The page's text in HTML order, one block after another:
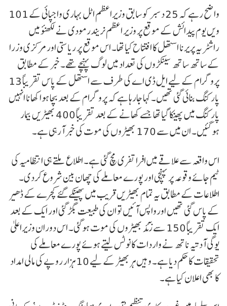
واضح رہے کہ 25 دسبر کو سابق وزیراعظم اٹل بہاری واجپائی کے 101
ویں یوم پیدائش کے موقع پر وزیر اعظم نریندرمودی نے لکھنؤ میں
راشٹریہ پریرنا استھل کا افتتاح کیا تھا۔ اس موقع پر ریاستی اور مرکزی وزرا
کے ساتھ ساتھ سینکڑوں کی تعداد میں لوگ پہنچے تھے۔ خبر کے مطابق
پروگرام کے لیے ایل ڈی اے کی طرف سے استھل کے پاس تقریباً 13
پارکنگ بنائی گئی تھیں۔ کہا جارہا ہے کہ پروگرام کے بعد بچا ہوا کھانا انہیں
پارکنگ میں پھینکا گیا تھا جسے کھانے کے بعد تقریباً 400 بھیڑیں بیمار
ہوگئیں۔ ان میں سے 170 بھیڑوں کی موت کی خبر آرہی ہے۔
اس واقعہ سے علاقے میں افرا تفری مچ گئی ہے۔ اطلاع ملتے ہی انتظامیہ کی
ٹیم جائے وقوعہ پر پہنچی اور پورے معاملے کی چھان بین شروع کردی۔
اطلاعات کے مطابق یہ تمام بھیڑیں قریب میں پھینکے گئے کچرے کے ڈھیر
کے پاس گئی تھیں اورواپس آئیں تو ان کی طبیعت بگڑ گئی اور ایک کے بعد
ایک تقریباً 150 سے زٓئد بھیڑوں کی موت ہوگئی۔ اس دوران وزیراعلیٰ
یوگی آدتیہ ناتھ نے واردات کا نوٹس لیتے ہوئے پورے معاملے کی
تحقیقات کا حکم دیا ہے۔ وہیں ہربھیڑ کے لیے 10 ہزار روپے کی مالی امداد
کا بھی اعلان کیا ہے۔